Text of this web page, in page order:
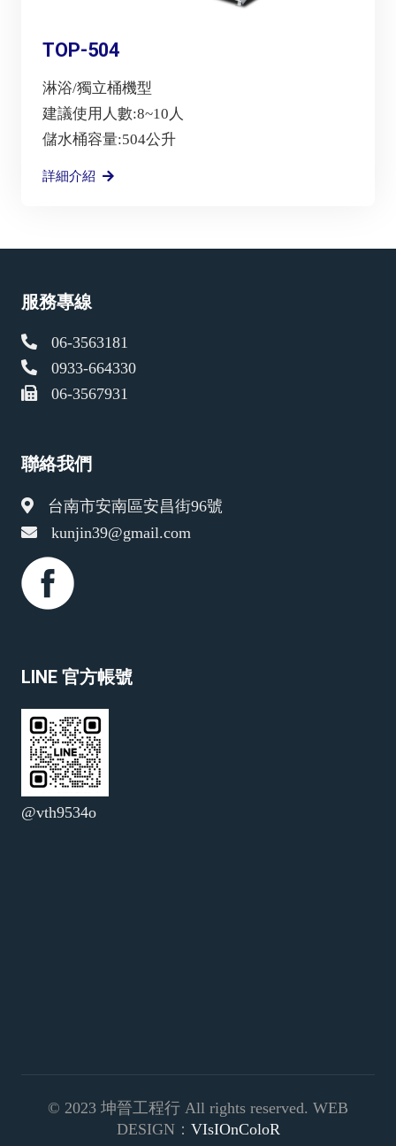
TOP-504
淋浴/獨立桶機型
建議使用人數:8~10人
儲水桶容量:504公升
詳細介紹
服務專線
06-3563181
0933-664330
06-3567931
聯絡我們
台南市安南區安昌街96號
kunjin39@gmail.com
LINE 官方帳號
@vth9534o
© 2023 坤晉工程行 All rights reserved. WEB
DESIGN： VIsIOnColoR